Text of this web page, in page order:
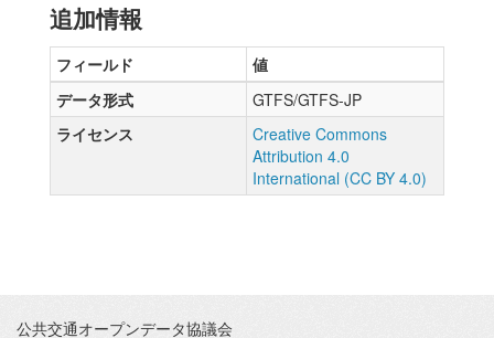
追加情報
フィールド
値
データ形式
GTFS/GTFS-JP
ライセンス
Creative Commons
Attribution 4.0
International (CC BY 4.0)
公共交通オープンデータ協議会